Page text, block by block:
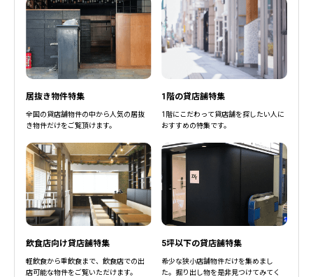
居抜き物件特集
全国の貸店舗物件の中から人気の居抜
き物件だけをご覧頂けます。
1階の貸店舗特集
1階にこだわって貸店舗を探したい人に
おすすめの特集です。
飲食店向け貸店舗特集
軽飲食から重飲食まで、飲食店での出
店可能な物件をご覧いただけます。
5坪以下の貸店舗特集
希少な狭小店舗物件だけを集めまし
た。掘り出し物を是非見つけてみてく
閉じる